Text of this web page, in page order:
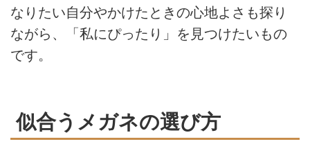
なりたい自分やかけたときの心地よさも探り
ながら、「私にぴったり」を見つけたいもの
です。
似合うメガネの選び方